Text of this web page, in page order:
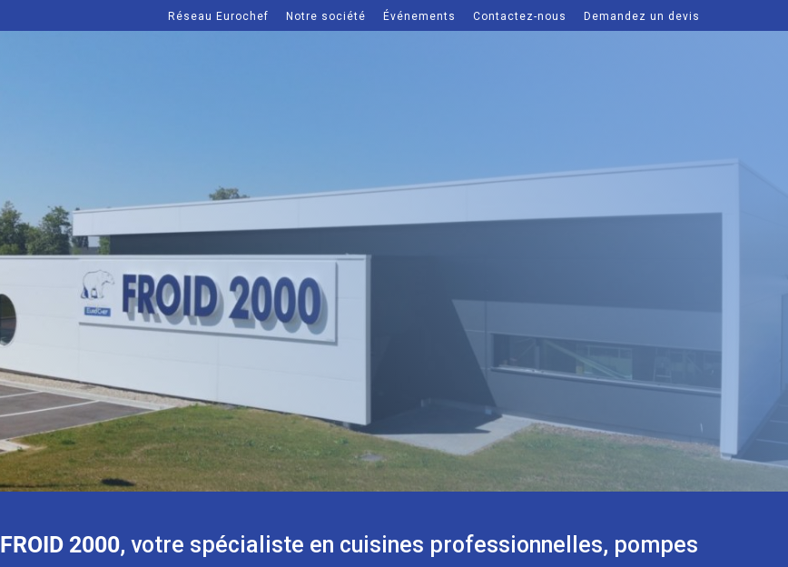
Réseau Eurochef Notre société Événements Contactez-nous Demandez un devis
FROID 2000, votre spécialiste en cuisines professionnelles, pompes